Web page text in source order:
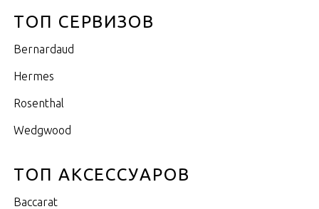
ТОП СЕРВИЗОВ
Bernardaud
Hermes
Rosenthal
Wedgwood
ТОП АКСЕССУАРОВ
Baccarat